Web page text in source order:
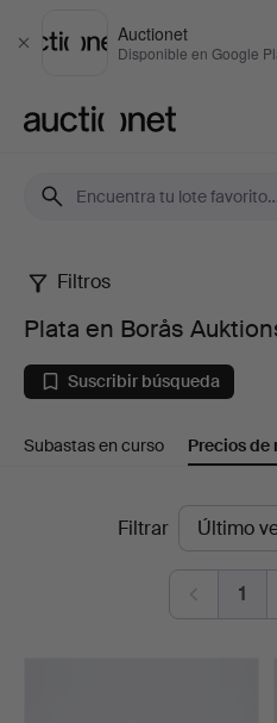
Cerrar
Auctionet
Disponible en Google
Plata
en
Borås
Auktionshall
Filtros
Plata en Borås
Suscribir búsqueda
Subastas en curso Precios de
Filtrar
1